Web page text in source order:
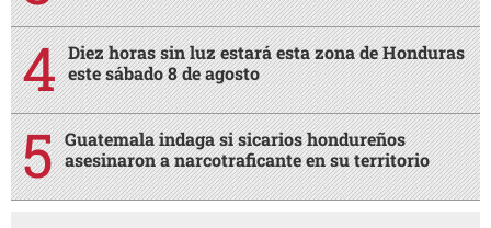
Diez horas sin luz estará esta zona de Honduras
este sábado 8 de agosto
Guatemala indaga si sicarios hondureños
asesinaron a narcotraficante en su territorio